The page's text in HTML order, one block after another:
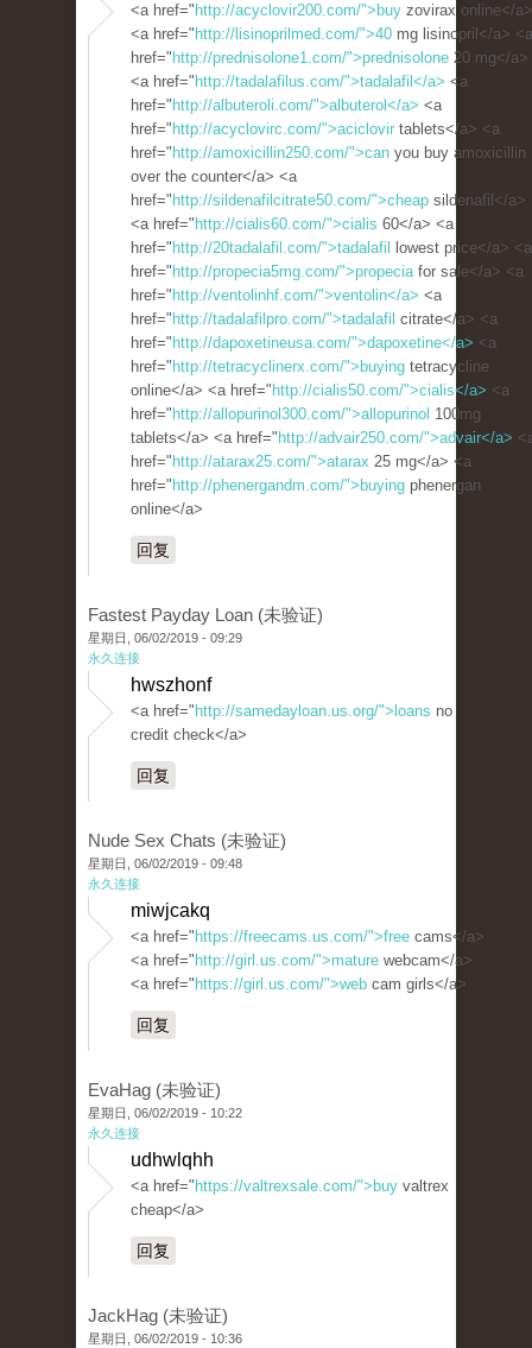
<a href=" http://acyclovir200.com/">buy zovirax online</a>
<a href=" http://lisinoprilmed.com/">40 mg lisinopril</a> <a
href=" http://prednisolone1.com/">prednisolone 20 mg</a>
<a href=" http://tadalafilus.com/">tadalafil</a> <a
href=" http://albuteroli.com/">albuterol</a> <a
href=" http://acyclovirc.com/">aciclovir tablets</a> <a
href=" http://amoxicillin250.com/">can you buy amoxicillin
over the counter</a> <a
href=" http://sildenafilcitrate50.com/">cheap sildenafil</a>
<a href=" http://cialis60.com/">cialis 60</a> <a
href=" http://20tadalafil.com/">tadalafil
lowest price</a> <a
href=" http://propecia5mg.com/">propeciafor sale</a> <a
href=" http://ventolinhf.com/">ventolin</a> <a
href=" http://tadalafilpro.com/">tadalafil citrate</a> <a
href=" http://dapoxetineusa.com/">dapoxetine</a> <a
href=" http://tetracyclinerx.com/">buying tetracycline
online</a> <a href=" http://cialis50.com/">cialis</a> <a
href=" http://allopurinol300.com/">allopurinol 100mg
tablets</a> <a href=" http://advair250.com/">advair</a>
href=" http://atarax25.com/">atarax 25 mg</a> <a
href=" http://phenergandm.com/">buying phenergan
online</a>
回复
Fastest Payday Loan (未验证)
星期日, 06/02/2019 - 09:29
永久连接
hwszhonf
<a href=" http://samedayloan.us.org/">loans no
credit check</a>
回复
Nude Sex Chats (未验证)
星期日, 06/02/2019 - 09:48
永久连接
miwjcakq
<a href=" https://freecams.us.com/">free cams</a>
<a href=" http://girl.us.com/">mature webcam</a>
<a href=" https://girl.us.com/">web cam girls</a>
回复
EvaHag (未验证)
星期日, 06/02/2019 - 10:22
永久连接
udhwlqhh
<a href=" https://valtrexsale.com/">buy valtrex
cheap</a>
回复
JackHag (未验证)
星期日, 06/02/2019 - 10:36